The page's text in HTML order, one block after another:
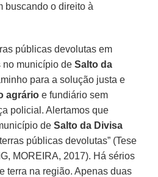
buscando o direito à
públicas devolutas em
no município deSalto da
para a solução justa e
agrário e fundiário sem
policial. Alertamos que
deSalto da Divisa
públicas devolutas” (Tese
MOREIRA, 2017). Há sérios
terra na região. Apenas duas